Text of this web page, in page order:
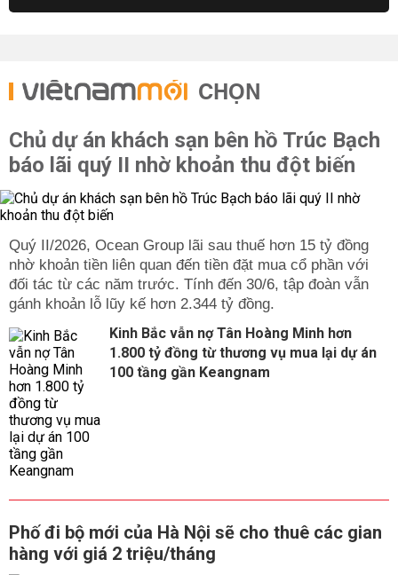
CHỌN
Chủ dự án khách sạn bên hồ Trúc Bạch
báo lãi quý II nhờ khoản thu đột biến
Quý II/2026, Ocean Group lãi sau thuế hơn 15 tỷ đồng
nhờ khoản tiền liên quan đến tiền đặt mua cổ phần với
đối tác từ các năm trước. Tính đến 30/6, tập đoàn vẫn
gánh khoản lỗ lũy kế hơn 2.344 tỷ đồng.
Kinh Bắc vẫn nợ Tân Hoàng Minh hơn
1.800 tỷ đồng từ thương vụ mua lại dự án
100 tầng gần Keangnam
Phố đi bộ mới của Hà Nội sẽ cho thuê các gian
hàng với giá 2 triệu/tháng